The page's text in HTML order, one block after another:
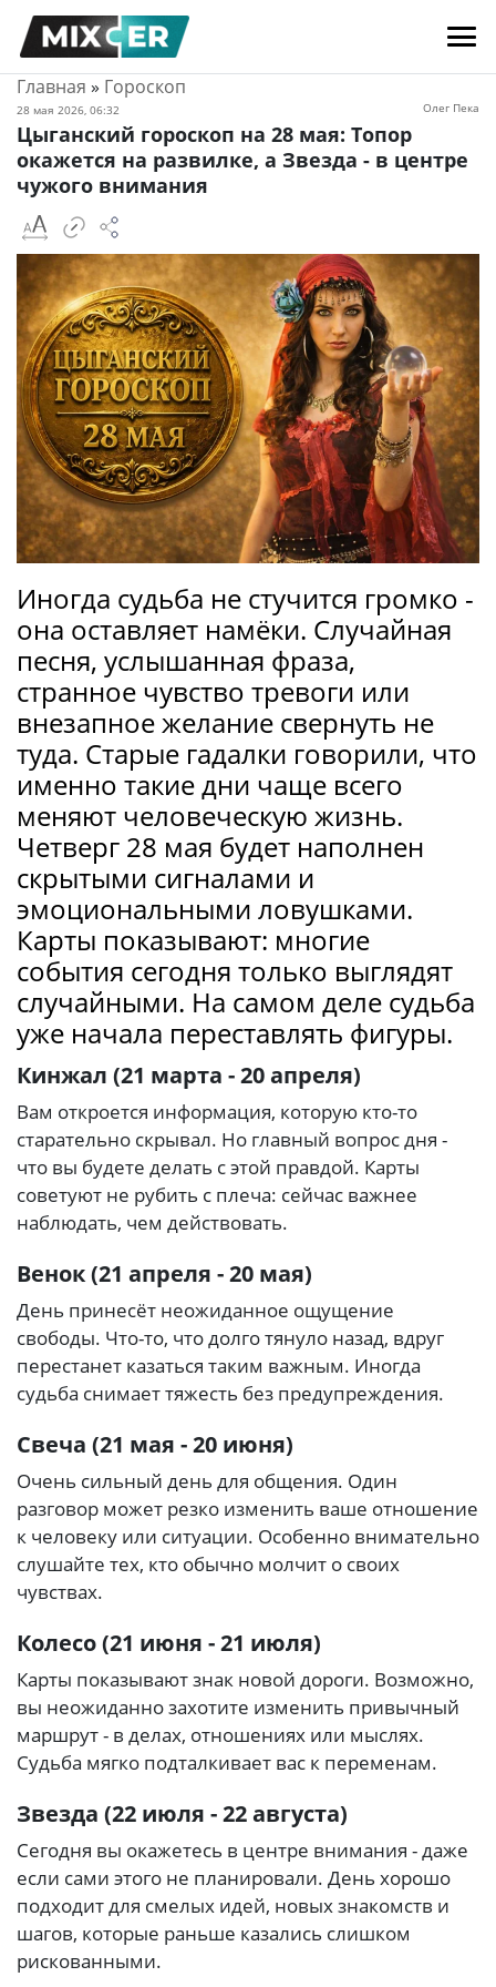
Главная » Гороскоп
28 мая 2026, 06:32 Олег Пека
Цыганский гороскоп на 28 мая: Топор
окажется на развилке, а Звезда - в центре
чужого внимания
Иногда судьба не стучится громко -
она оставляет намёки. Случайная
песня, услышанная фраза,
странное чувство тревоги или
внезапное желание свернуть не
туда. Старые гадалки говорили, что
именно такие дни чаще всего
меняют человеческую жизнь.
Четверг 28 мая будет наполнен
скрытыми сигналами и
эмоциональными ловушками.
Карты показывают: многие
события сегодня только выглядят
случайными. На самом деле судьба
уже начала переставлять фигуры.
Кинжал (21 марта - 20 апреля)
Вам откроется информация, которую кто-то
старательно скрывал. Но главный вопрос дня -
что вы будете делать с этой правдой. Карты
советуют не рубить с плеча: сейчас важнее
наблюдать, чем действовать.
Венок (21 апреля - 20 мая)
День принесёт неожиданное ощущение
свободы. Что-то, что долго тянуло назад, вдруг
перестанет казаться таким важным. Иногда
судьба снимает тяжесть без предупреждения.
Свеча (21 мая - 20 июня)
Очень сильный день для общения. Один
разговор может резко изменить ваше отношение
к человеку или ситуации. Особенно внимательно
слушайте тех, кто обычно молчит о своих
чувствах.
Колесо (21 июня - 21 июля)
Карты показывают знак новой дороги. Возможно,
вы неожиданно захотите изменить привычный
маршрут - в делах, отношениях или мыслях.
Судьба мягко подталкивает вас к переменам.
Звезда (22 июля - 22 августа)
Сегодня вы окажетесь в центре внимания - даже
если сами этого не планировали. День хорошо
подходит для смелых идей, новых знакомств и
шагов, которые раньше казались слишком
рискованными.